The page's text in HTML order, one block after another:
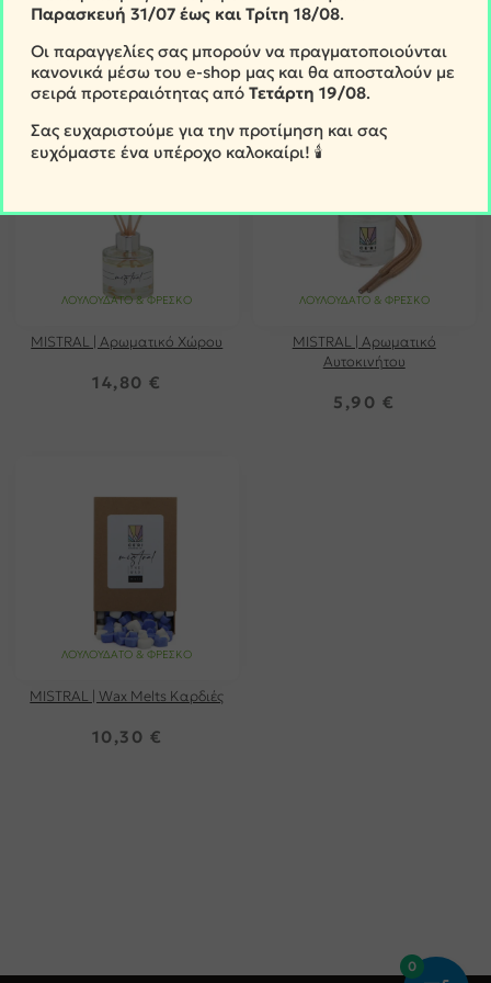
200γρ
15,90€
7,20
ΛΟΥΛΟΥΔΆΤΟ & ΦΡΈΣΚΟ
MISTRAL | Αρωματικό Χώρου
14,80€
ΛΟΥΛΟΥΔΆΤΟ & ΦΡΈΣΚΟ
MISTRAL | Αρωματικό
Αυτοκινήτου
5,90 €
ΛΟΥΛΟΥΔΆΤΟ & ΦΡΈΣΚΟ
MISTRAL | Wax Melts Καρδιές
10,30 €
0
Παρασκευή 31/07 έως και Τρίτη 18/08.
Οι παραγγελίες σας μπορούν να πραγματοποιούνται
κανονικά μέσω του e-shop μας και θα αποσταλούν με
σειρά προτεραιότητας από Τετάρτη 19/08.
Σας ευχαριστούμε για την προτίμηση και σας
ευχόμαστε ένα υπέροχο καλοκαίρι! 🕯️